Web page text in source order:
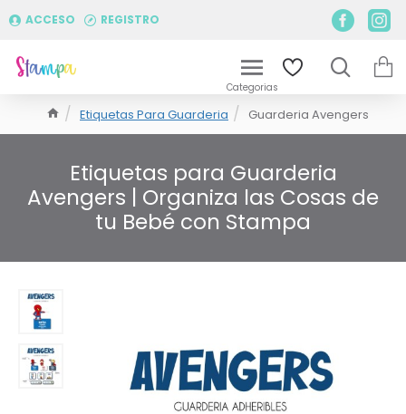
ACCESO REGISTRO
Etiquetas Para Guarderia Guarderia Avengers
Etiquetas para Guarderia
Avengers | Organiza las Cosas de
tu Bebé con Stampa